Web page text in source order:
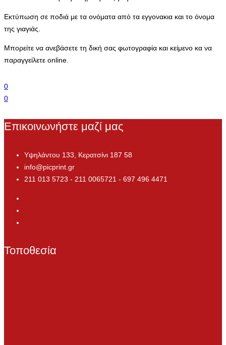
Εκτύπωση σε ποδιά με τα ονόματα από τα εγγονακια και το όνομα
της γιαγιάς.
Μπορείτε να ανεβάσετε τη δική σας φωτογραφία και κείμενο κα να
παραγγείλετε online.
0
0
Επικοινωνήστε μαζί μας
Υψηλάντου 133, Κερατσίνι 187 58
info@picprint.gr
211 013 5723 - 211 0065721 - 697 496 4471
Τοποθεσία